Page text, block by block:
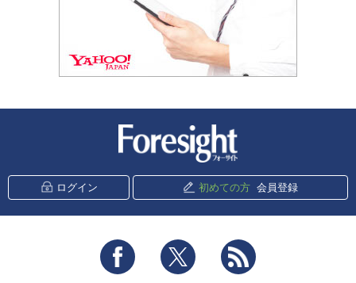
ログイン 初めての方 会員登録
Facebook Twitter